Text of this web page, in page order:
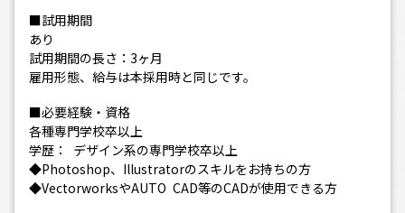
■試用期間
あり
試用期間の長さ：3ヶ月
雇用形態、給与は本採用時と同じです。
■必要経験・資格
各種専門学校卒以上
学歴： デザイン系の専門学校卒以上
◆Photoshop、Illustratorのスキルをお持ちの方
◆VectorworksやAUTO CAD等のCADが使用できる方